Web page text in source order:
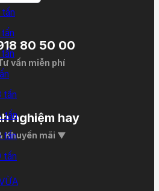
80 50 00
vấn miễn phí
nghiệm hay
Khuyến mãi ▼
tấn
tấn
tấn
tấn